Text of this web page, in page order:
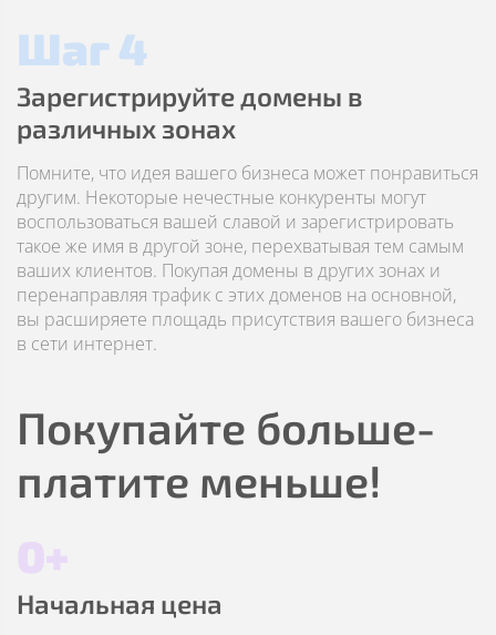
Шаг 4
Зарегистрируйте домены в
различных зонах
Помните, что идея вашего бизнеса может понравиться
другим. Некоторые нечестные конкуренты могут
воспользоваться вашей славой и зарегистрировать
такое же имя в другой зоне, перехватывая тем самым
ваших клиентов. Покупая домены в других зонах и
перенаправляя трафик с этих доменов на основной,
вы расширяете площадь присутствия вашего бизнеса
в сети интернет.
Покупайте больше-
платите меньше!
0+
Начальная цена